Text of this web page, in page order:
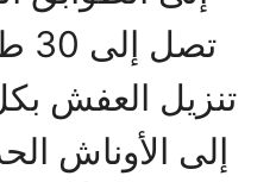
تنزيل العفش
إلى الأوناش